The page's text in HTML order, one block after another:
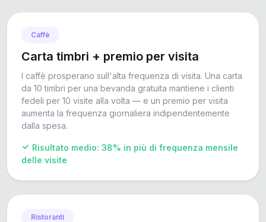
Caffè
Carta timbri + premio per visita
I caffè prosperano sull'alta frequenza di visita. Una carta
da 10 timbri per una bevanda gratuita mantiene i clienti
fedeli per 10 visite alla volta — e un premio per visita
aumenta la frequenza giornaliera indipendentemente
dalla spesa.
Risultato medio: 38% in più di frequenza mensile
delle visite
Ristoranti